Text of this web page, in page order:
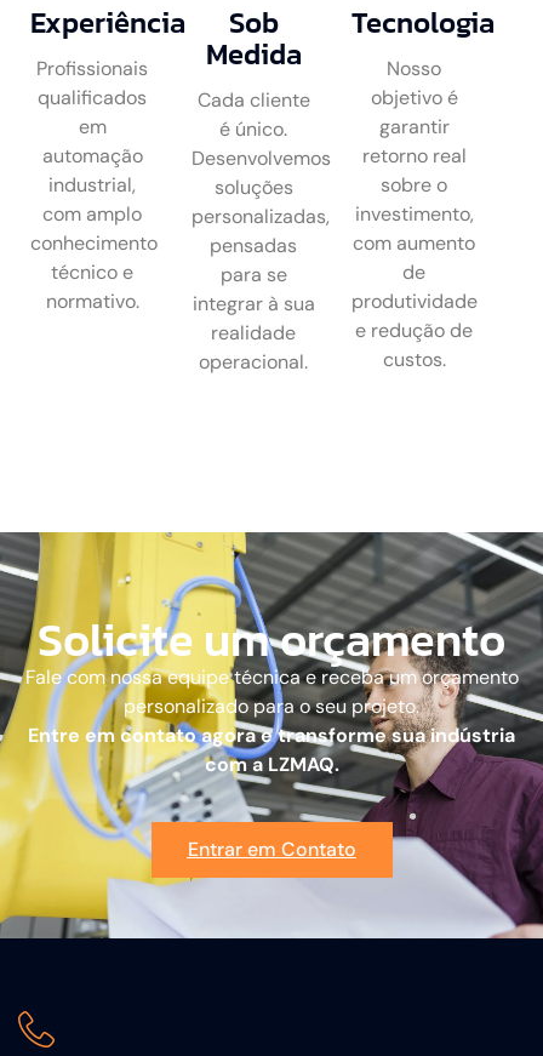
Experiência
Profissionais
qualificados
em
automação
industrial,
com amplo
conhecimento
técnico e
normativo.
Sob
Medida
Cada cliente
é único.
Desenvolvemos
soluções
personalizadas,
pensadas
para se
integrar à sua
realidade
operacional.
Tecnologia
Nosso
objetivo é
garantir
retorno real
sobre o
investimento,
com aumento
de
produtividade
e redução de
custos.
Solicite um orçamento
Fale com nossa equipe técnica e receba um orçamento
personalizado para o seu projeto.
Entre em contato agora e transforme sua indústria
com a LZMAQ.
Entrar em Contato